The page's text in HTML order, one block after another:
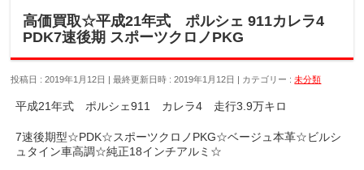
高価買取☆平成21年式 ポルシェ 911カレラ4
PDK7速後期 スポーツクロノPKG
投稿日 : 2019年1月12日 最終更新日時 : 2019年1月12日 カテゴリー :未分類
平成21年式 ポルシェ911 カレラ4 走行3.9万キロ
7速後期型☆PDK☆スポーツクロノPKG☆ベージュ本革☆ビルシ
ュタイン車高調☆純正18インチアルミ☆